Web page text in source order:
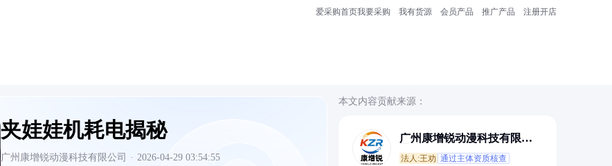
爱采购首页我要采购 我有货源 会员产品 推广产品 注册开店
夹娃娃机耗电揭秘
广州康增锐动漫科技有限公司 · 2026-04-29 03:54:55
本文内容贡献来源：
广州康增锐动漫科技有限公
法人:王劝 通过主体资质核查